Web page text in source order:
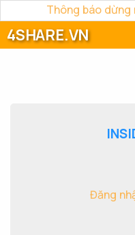
Thông báo
4SHARE.VN
Đăng